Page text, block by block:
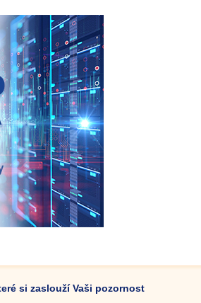
si zaslouží Vaši pozornost